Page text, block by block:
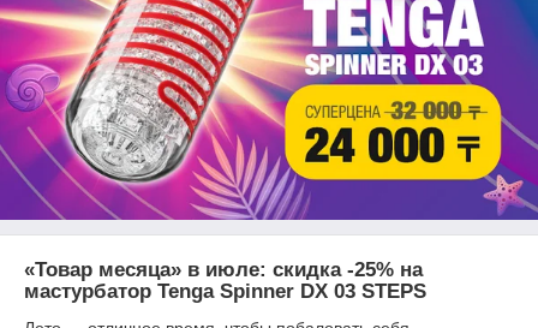
«Товар месяца» в июле: скидка -25% на
мастурбатор Tenga Spinner DX 03 STEPS